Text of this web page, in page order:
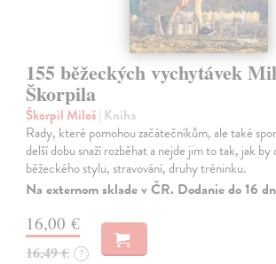
155 běžeckých vychytávek
Škorpila
Škorpil Miloš| Kniha
Rady, které pomohou začátečníkům, ale také
delší dobu snaží rozběhat a nejde jim to tak, jak
běžeckého stylu, stravování, druhy tréninku.
Na externom sklade v ČR. Dodanie do 16
16,00 €
16,49 € ?